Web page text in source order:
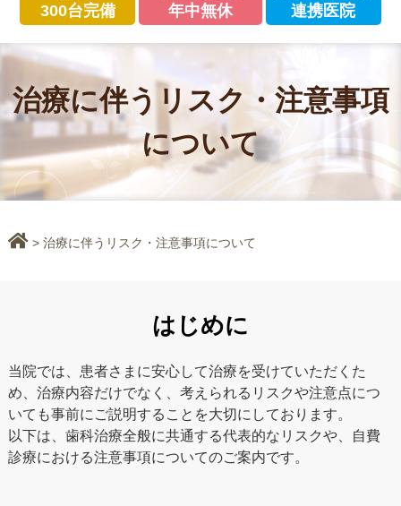
300台完備 年中無休 連携医院
治療に伴うリスク・注意事項
について
> 治療に伴うリスク・注意事項について
はじめに
当院では、患者さまに安心して治療を受けていただくた
め、治療内容だけでなく、考えられるリスクや注意点につ
いても事前にご説明することを大切にしております。
以下は、歯科治療全般に共通する代表的なリスクや、自費
診療における注意事項についてのご案内です。